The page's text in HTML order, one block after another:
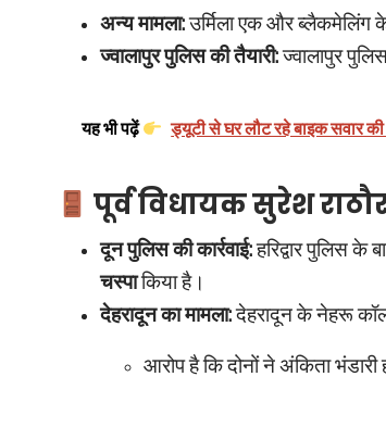
अन्य मामला:उर्मिला एक और ब्लैकमेलिंग
ज्वालापुर पुलिस की तैयारी:ज्वालापुर
यह भी पढ़ें ड्यूटी से घर लौट रहे बाइक सवार
पूर्व विधायक सुरेश
दून पुलिस की कार्रवाई:हरिद्वार पुलिस के
चस्पाकिया है।
देहरादून का मामला:देहरादून के नेहरू
आरोप है कि दोनों ने अंकिता